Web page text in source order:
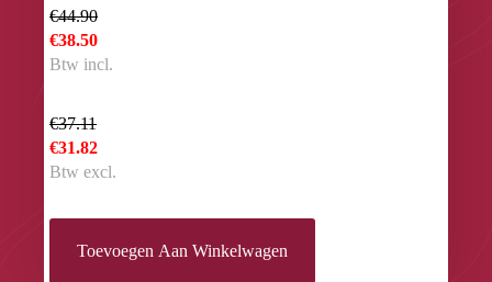
€44.90
€38.50
Btw incl.
€37.11
€31.82
Btw excl.
Toevoegen Aan Winkelwagen